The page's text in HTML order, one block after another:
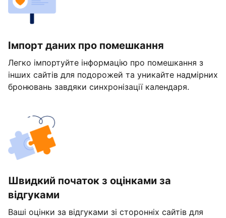
Імпорт даних про помешкання
Легко імпортуйте інформацію про помешкання з
інших сайтів для подорожей та уникайте надмірних
бронювань завдяки синхронізації календаря.
Швидкий початок з оцінками за
відгуками
Ваші оцінки за відгуками зі сторонніх сайтів для